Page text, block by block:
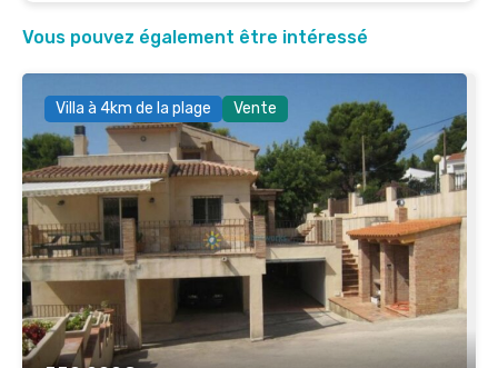
Vous pouvez également être intéressé
Villa à 4km de la plage Vente